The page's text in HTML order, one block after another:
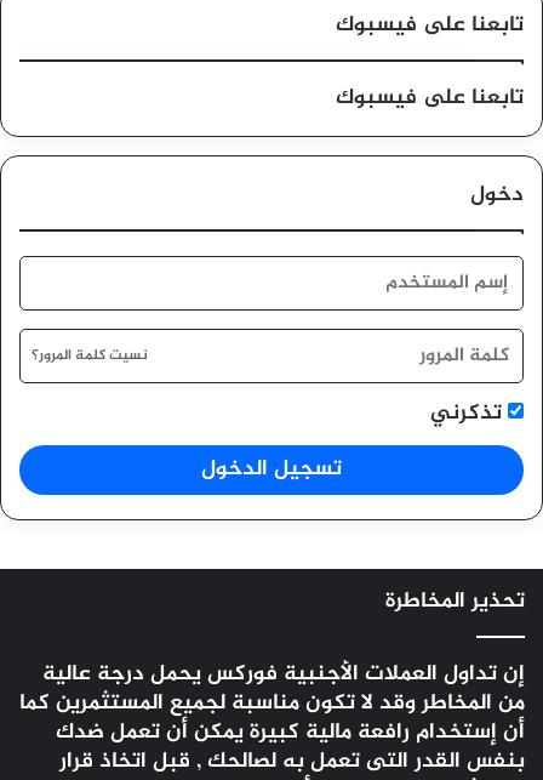
تابعنا على فيسبوك
تابعنا على فيسبوك
دخول
نسيت كلمة المرور؟
تذكرني
تسجيل الدخول
تحذير المخاطرة
إن تداول العملات الأجنبية فوركسيحمل درجة عالية
من المخاطر وقد لا تكون مناسبة لجميع المستثمرين كما
أن إستخدام رافعة مالية كبيرة يمكن أن تعمل ضدك
بنفس القدر التى تعمل به لصالحك , قبل اتخاذ قرار